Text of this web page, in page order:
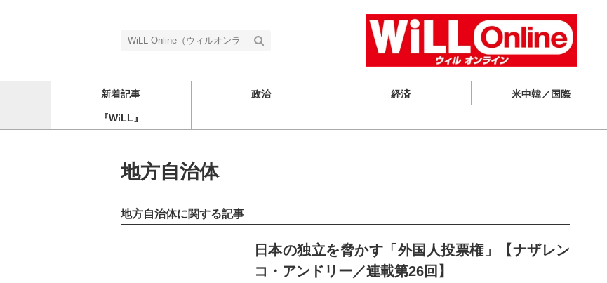
新着記事 政治 経済 米中韓／国際
『WiLL』
地方自治体
地方自治体に関する記事
日本の独立を脅かす「外国人投票権」【ナザレン
コ・アンドリー／連載第26回】